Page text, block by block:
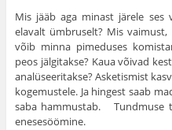
Mis jääb aga minast järele
elavalt ümbruselt? Mis
võib minna pimeduses
peos jälgitakse? Kaua võivad
analüseeritakse? Asketismist
koge­mustele. Ja hingest saab
saba hammustab. Tundmuse
enesesöömine.